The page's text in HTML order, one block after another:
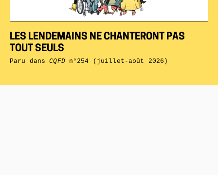
LES LENDEMAINS NE CHANTERONT PAS
TOUT SEULS
Paru dansCQFDn°254 (juillet-août 2026)